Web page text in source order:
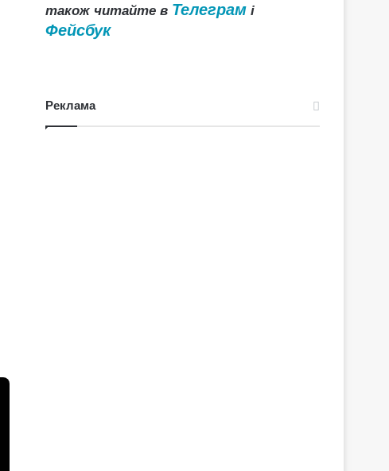
також читайте в Телеграм і
Фейсбук
Реклама